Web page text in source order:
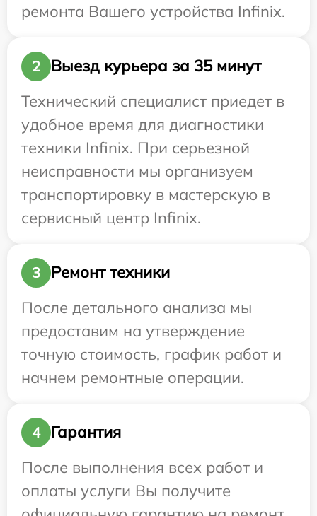
ремонта Вашего устройства Infinix.
2
Выезд курьера за 35 минут
Технический специалист приедет в
удобное время для диагностики
техники Infinix. При серьезной
неисправности мы организуем
транспортировку в мастерскую в
сервисный центр Infinix.
3
Ремонт техники
После детального анализа мы
предоставим на утверждение
точную стоимость, график работ и
начнем ремонтные операции.
4
Гарантия
После выполнения всех работ и
оплаты услуги Вы получите